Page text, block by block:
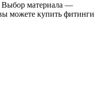
Выбор материала —
можете купить фитинги